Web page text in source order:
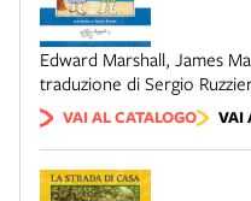
Edward Marshall, James
traduzione di Sergio Ruzzier
VAI AL CATALOGO VAI